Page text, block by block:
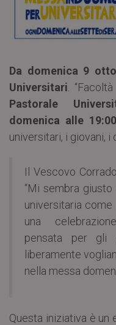
Da domenica 9
Universitari .
Pastorale
domenica alle
universitari, i giovani, i
Il Vescovo
“Mi sembra
universitaria
una
pensata per
liberamente
nella messa
Questa iniziativa è